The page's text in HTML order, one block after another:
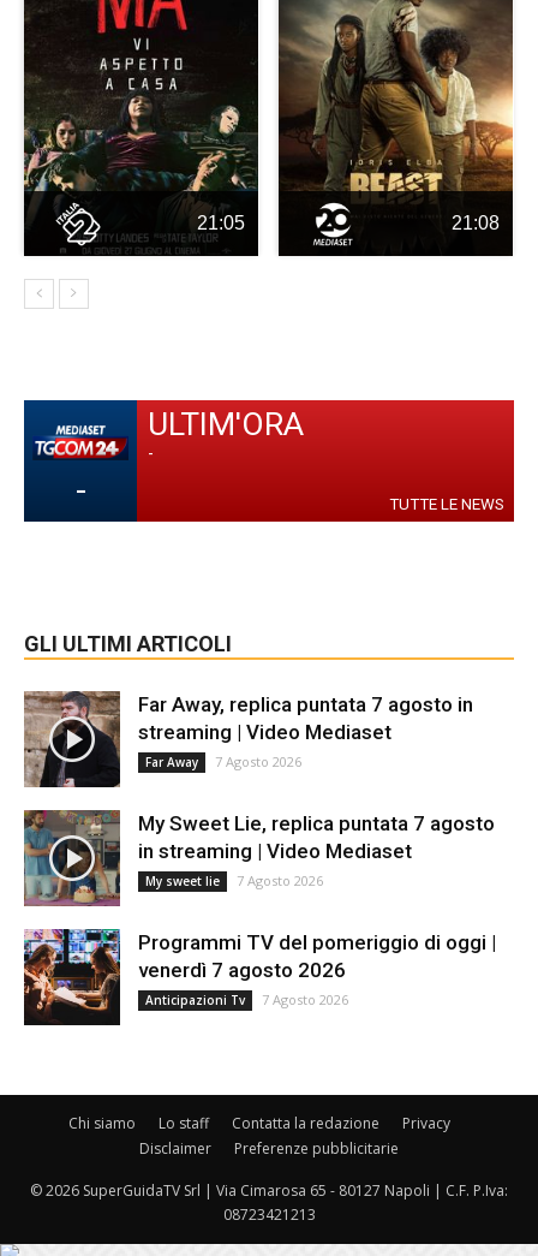
21:05 21:08
-
ULTIM'ORA
-
TUTTE LE NEWS
GLI ULTIMI ARTICOLI
Far Away, replica puntata 7 agosto in
streaming | Video Mediaset
Far Away 7 Agosto 2026
My Sweet Lie, replica puntata 7 agosto
in streaming | Video Mediaset
My sweet lie 7 Agosto 2026
Programmi TV del pomeriggio di oggi |
venerdì 7 agosto 2026
Anticipazioni Tv 7 Agosto 2026
Chi siamo Lo staff Contatta la redazione
Privacy
Disclaimer
Preferenze pubblicitarie
© 2026 SuperGuidaTV Srl | Via Cimarosa 65 - 80127 Napoli | C.F. P.Iva:
08723421213